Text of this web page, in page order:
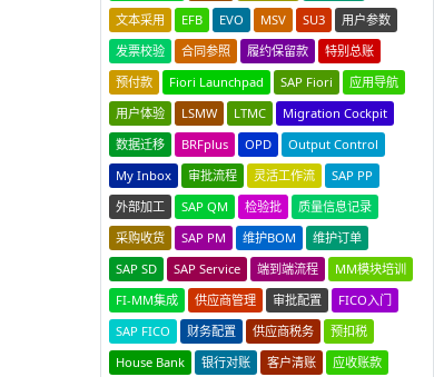
文本采用
EFB EVO MSV SU3
用户参数
发票校验
合同参照 履约保留款
特别总账
预付款
Fiori Launchpad SAP Fiori
应用导航
用户体验
LSMW LTMC
Migration Cockpit
数据迁移
BRFplus OPD
Output Control
My Inbox
审批流程 灵活工作流
SAP PP
外部加工
SAP QM 检验批
质量信息记录
采购收货
SAP PM 维护BOM
维护订单
SAP SD
SAP Service 端到端流程
MM模块培训
FI-MM集成
供应商管理 审批配置
FICO入门
SAP FICO
财务配置 供应商税务
预扣税
House Bank
银行对账 客户清账
应收账款